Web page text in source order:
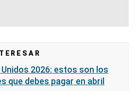
2026: estos son los
que debes pagar en abril